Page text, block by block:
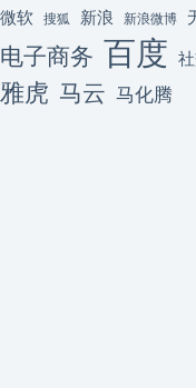
微软 搜狐 新浪 新浪微博
电子商务 百度
雅虎 马云 马化腾